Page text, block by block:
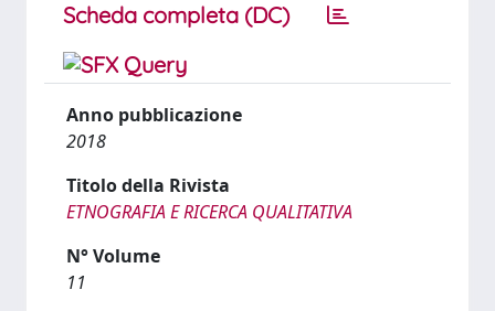
Scheda completa (DC)
Anno pubblicazione
2018
Titolo della Rivista
ETNOGRAFIA E RICERCA QUALITATIVA
N° Volume
11